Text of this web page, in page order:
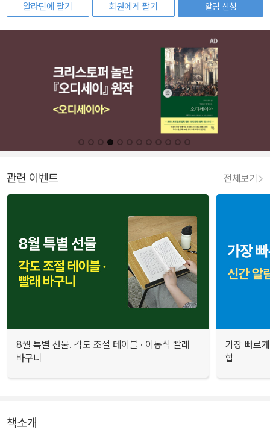
알라딘에 팔기
회원에게 팔기
알림 신청
관련 이벤트 전체보기
8월 특별 선물. 각도 조절 테이블 · 이동식 빨래
바구니
가장 빠르
합
책소개